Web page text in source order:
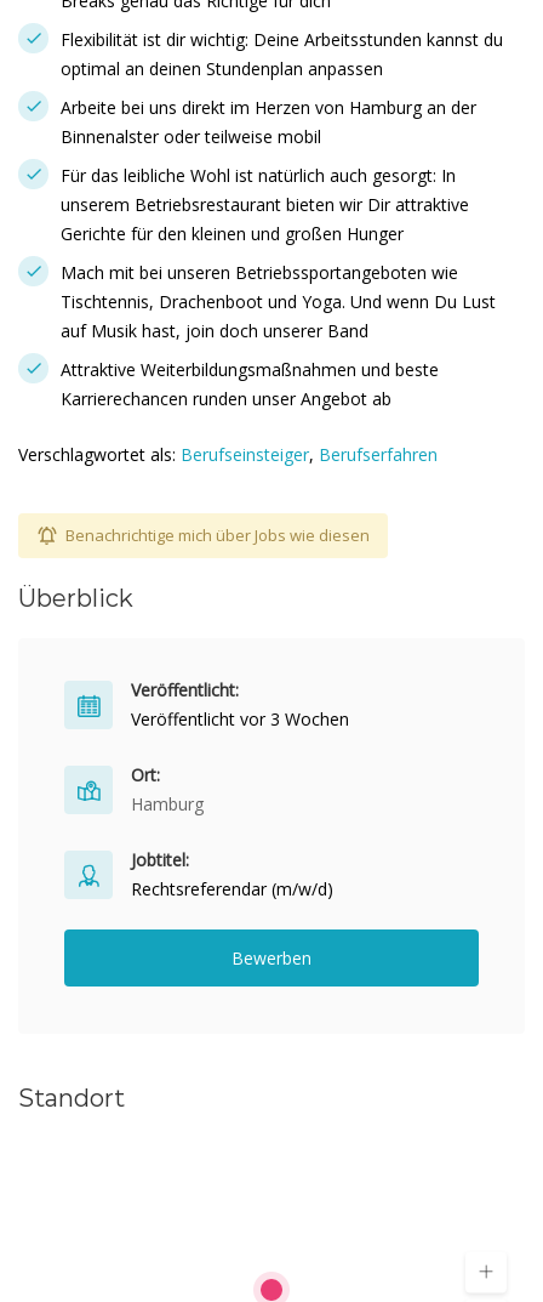
Flexibilität ist dir wichtig: Deine Arbeitsstunden kannst du
optimal an deinen Stundenplan anpassen
Arbeite bei uns direkt im Herzen von Hamburg an der
Binnenalster oder teilweise mobil
Für das leibliche Wohl ist natürlich auch gesorgt: In
unserem Betriebsrestaurant bieten wir Dir attraktive
Gerichte für den kleinen und großen Hunger
Mach mit bei unseren Betriebssportangeboten wie
Tischtennis, Drachenboot und Yoga. Und wenn Du Lust
auf Musik hast, join doch unserer Band
Attraktive Weiterbildungsmaßnahmen und beste
Karrierechancen runden unser Angebot ab
Verschlagwortet als: Berufseinsteiger, Berufserfahren
Benachrichtige mich über Jobs wie diesen
Überblick
Veröffentlicht:
Veröffentlicht vor 3 Wochen
Ort:
Hamburg
Jobtitel:
Rechtsreferendar (m/w/d)
Bewerben
Standort